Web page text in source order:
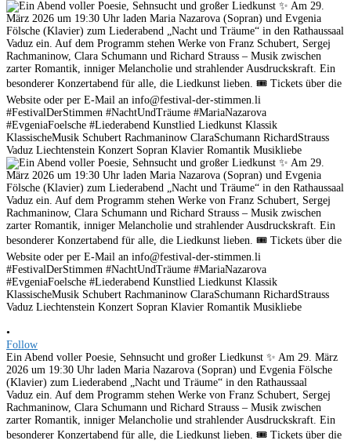
•
Follow
Ein Abend voller Poesie, Sehnsucht und großer Liedkunst ✨ Am 29. März
2026 um 19:30 Uhr laden Maria Nazarova (Sopran) und Evgenia Fölsche
(Klavier) zum Liederabend „Nacht und Träume“ in den Rathaussaal
Vaduz ein. Auf dem Programm stehen Werke von Franz Schubert, Sergej
Rachmaninow, Clara Schumann und Richard Strauss – Musik zwischen
zarter Romantik, inniger Melancholie und strahlender Ausdruckskraft. Ein
besonderer Konzertabend für alle, die Liedkunst lieben. 🎟 Tickets über die